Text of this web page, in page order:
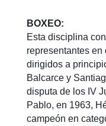
BOXEO:
Esta disciplina
representantes
dirigidos a
Balcarce y
disputa de los IV
Pablo, en 1963,
campeón en